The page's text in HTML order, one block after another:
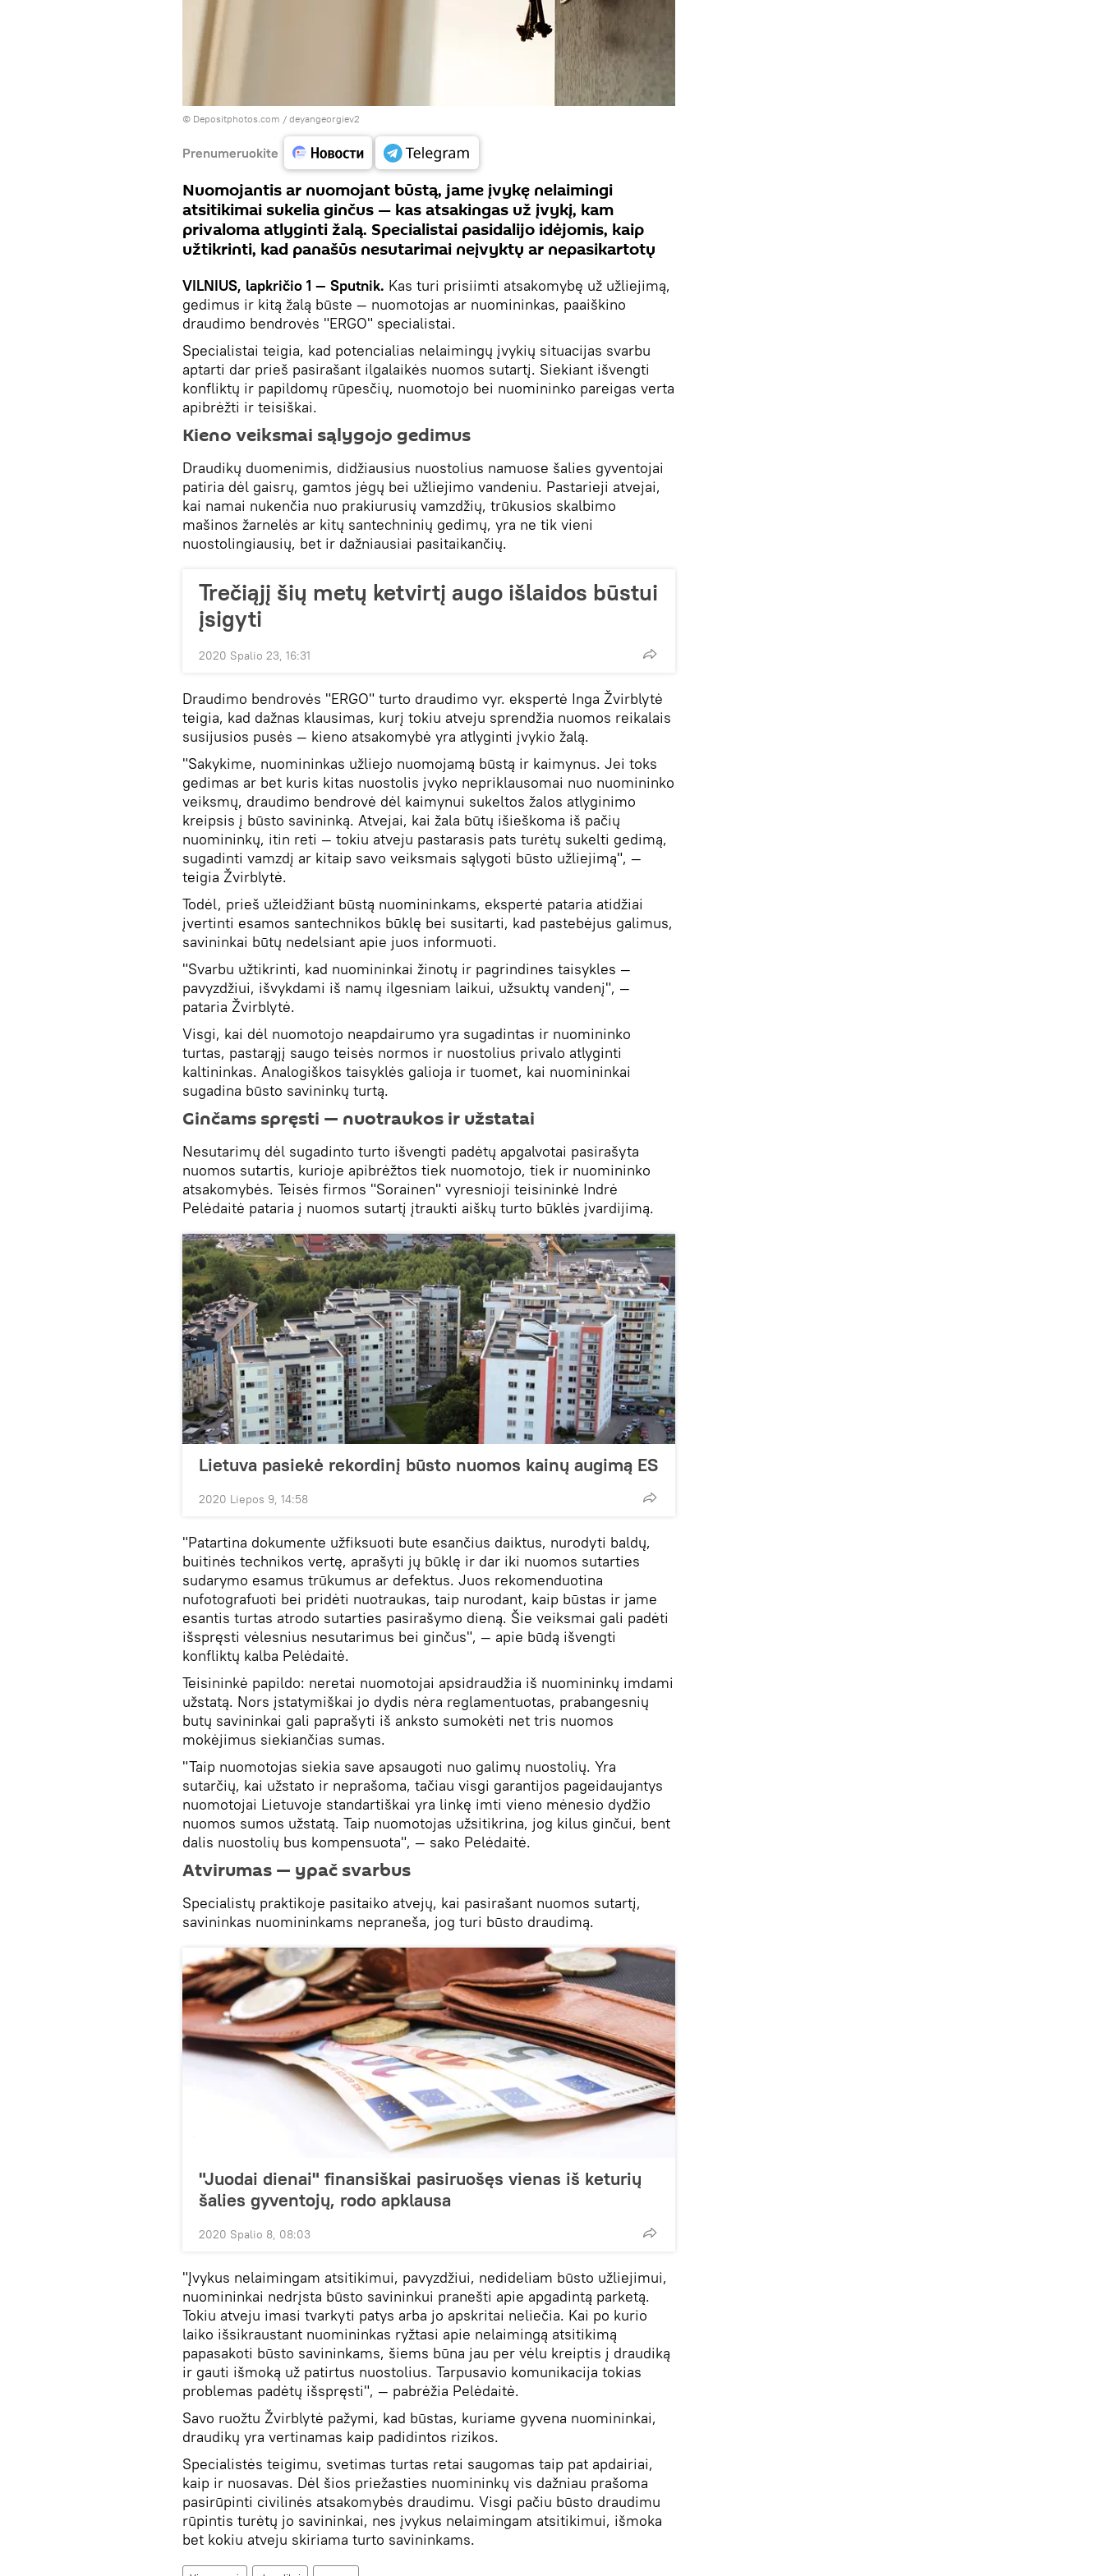
© Depositphotos.com / deyangeorgiev2
Prenumeruokite
Nuomojantis ar nuomojant būstą, jame įvykę nelaimingi
atsitikimai sukelia ginčus — kas atsakingas už įvykį, kam
privaloma atlyginti žalą. Specialistai pasidalijo idėjomis, kaip
užtikrinti, kad panašūs nesutarimai neįvyktų ar nepasikartotų
VILNIUS, lapkričio 1 — Sputnik. Kas turi prisiimti atsakomybę už užliejimą,
gedimus ir kitą žalą būste — nuomotojas ar nuomininkas, paaiškino
draudimo bendrovės "ERGO" specialistai.
Specialistai teigia, kad potencialias nelaimingų įvykių situacijas svarbu
aptarti dar prieš pasirašant ilgalaikės nuomos sutartį. Siekiant išvengti
konfliktų ir papildomų rūpesčių, nuomotojo bei nuomininko pareigas verta
apibrėžti ir teisiškai.
Kieno veiksmai sąlygojo gedimus
Draudikų duomenimis, didžiausius nuostolius namuose šalies gyventojai
patiria dėl gaisrų, gamtos jėgų bei užliejimo vandeniu. Pastarieji atvejai,
kai namai nukenčia nuo prakiurusių vamzdžių, trūkusios skalbimo
mašinos žarnelės ar kitų santechninių gedimų, yra ne tik vieni
nuostolingiausių, bet ir dažniausiai pasitaikančių.
Trečiąjį šių metų ketvirtį augo išlaidos būstui
įsigyti
2020 Spalio 23, 16:31
Draudimo bendrovės "ERGO" turto draudimo vyr. ekspertė Inga Žvirblytė
teigia, kad dažnas klausimas, kurį tokiu atveju sprendžia nuomos reikalais
susijusios pusės — kieno atsakomybė yra atlyginti įvykio žalą.
"Sakykime, nuomininkas užliejo nuomojamą būstą ir kaimynus. Jei toks
gedimas ar bet kuris kitas nuostolis įvyko nepriklausomai nuo nuomininko
veiksmų, draudimo bendrovė dėl kaimynui sukeltos žalos atlyginimo
kreipsis į būsto savininką. Atvejai, kai žala būtų išieškoma iš pačių
nuomininkų, itin reti — tokiu atveju pastarasis pats turėtų sukelti gedimą,
sugadinti vamzdį ar kitaip savo veiksmais sąlygoti būsto užliejimą", —
teigia Žvirblytė.
Todėl, prieš užleidžiant būstą nuomininkams, ekspertė pataria atidžiai
įvertinti esamos santechnikos būklę bei susitarti, kad pastebėjus galimus,
savininkai būtų nedelsiant apie juos informuoti.
"Svarbu užtikrinti, kad nuomininkai žinotų ir pagrindines taisykles —
pavyzdžiui, išvykdami iš namų ilgesniam laikui, užsuktų vandenį", —
pataria Žvirblytė.
Visgi, kai dėl nuomotojo neapdairumo yra sugadintas ir nuomininko
turtas, pastarąjį saugo teisės normos ir nuostolius privalo atlyginti
kaltininkas. Analogiškos taisyklės galioja ir tuomet, kai nuomininkai
sugadina būsto savininkų turtą.
Ginčams spręsti — nuotraukos ir užstatai
Nesutarimų dėl sugadinto turto išvengti padėtų apgalvotai pasirašyta
nuomos sutartis, kurioje apibrėžtos tiek nuomotojo, tiek ir nuomininko
atsakomybės. Teisės firmos "Sorainen" vyresnioji teisininkė Indrė
Pelėdaitė pataria į nuomos sutartį įtraukti aiškų turto būklės įvardijimą.
Lietuva pasiekė rekordinį būsto nuomos kainų augimą ES
2020 Liepos 9, 14:58
"Patartina dokumente užfiksuoti bute esančius daiktus, nurodyti baldų,
buitinės technikos vertę, aprašyti jų būklę ir dar iki nuomos sutarties
sudarymo esamus trūkumus ar defektus. Juos rekomenduotina
nufotografuoti bei pridėti nuotraukas, taip nurodant, kaip būstas ir jame
esantis turtas atrodo sutarties pasirašymo dieną. Šie veiksmai gali padėti
išspręsti vėlesnius nesutarimus bei ginčus", — apie būdą išvengti
konfliktų kalba Pelėdaitė.
Teisininkė papildo: neretai nuomotojai apsidraudžia iš nuomininkų imdami
užstatą. Nors įstatymiškai jo dydis nėra reglamentuotas, prabangesnių
butų savininkai gali paprašyti iš anksto sumokėti net tris nuomos
mokėjimus siekiančias sumas.
"Taip nuomotojas siekia save apsaugoti nuo galimų nuostolių. Yra
sutarčių, kai užstato ir neprašoma, tačiau visgi garantijos pageidaujantys
nuomotojai Lietuvoje standartiškai yra linkę imti vieno mėnesio dydžio
nuomos sumos užstatą. Taip nuomotojas užsitikrina, jog kilus ginčui, bent
dalis nuostolių bus kompensuota", — sako Pelėdaitė.
Atvirumas — ypač svarbus
Specialistų praktikoje pasitaiko atvejų, kai pasirašant nuomos sutartį,
savininkas nuomininkams nepraneša, jog turi būsto draudimą.
"Juodai dienai" finansiškai pasiruošęs vienas iš keturių
šalies gyventojų, rodo apklausa
2020 Spalio 8, 08:03
"Įvykus nelaimingam atsitikimui, pavyzdžiui, nedideliam būsto užliejimui,
nuomininkai nedrįsta būsto savininkui pranešti apie apgadintą parketą.
Tokiu atveju imasi tvarkyti patys arba jo apskritai neliečia. Kai po kurio
laiko išsikraustant nuomininkas ryžtasi apie nelaimingą atsitikimą
papasakoti būsto savininkams, šiems būna jau per vėlu kreiptis į draudiką
ir gauti išmoką už patirtus nuostolius. Tarpusavio komunikacija tokias
problemas padėtų išspręsti", — pabrėžia Pelėdaitė.
Savo ruožtu Žvirblytė pažymi, kad būstas, kuriame gyvena nuomininkai,
draudikų yra vertinamas kaip padidintos rizikos.
Specialistės teigimu, svetimas turtas retai saugomas taip pat apdairiai,
kaip ir nuosavas. Dėl šios priežasties nuomininkų vis dažniau prašoma
pasirūpinti civilinės atsakomybės draudimu. Visgi pačiu būsto draudimu
rūpintis turėtų jo savininkai, nes įvykus nelaimingam atsitikimui, išmoka
bet kokiu atveju skiriama turto savininkams.